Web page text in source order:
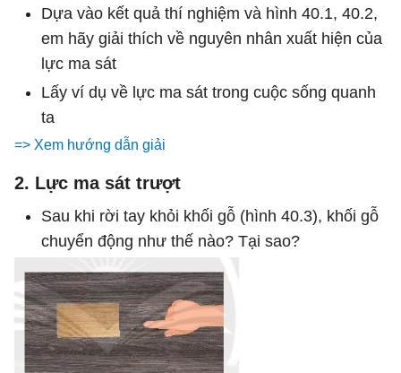
Dựa vào kết quả thí nghiệm và hình 40.1, 40.2,
em hãy giải thích về nguyên nhân xuất hiện của
lực ma sát
Lấy ví dụ về lực ma sát trong cuộc sống quanh
ta
=> Xem hướng dẫn giải
2. Lực ma sát trượt
Sau khi rời tay khỏi khối gỗ (hình 40.3), khối gỗ
chuyển động như thế nào? Tại sao?